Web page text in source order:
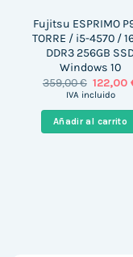
Fujitsu ESPRIMO
TORRE / i5-4570 /
DDR3 256GB
Windows 10
359,00€ El
precio
era:
359,00
122,00
IVA incluido
Añadir al carrito